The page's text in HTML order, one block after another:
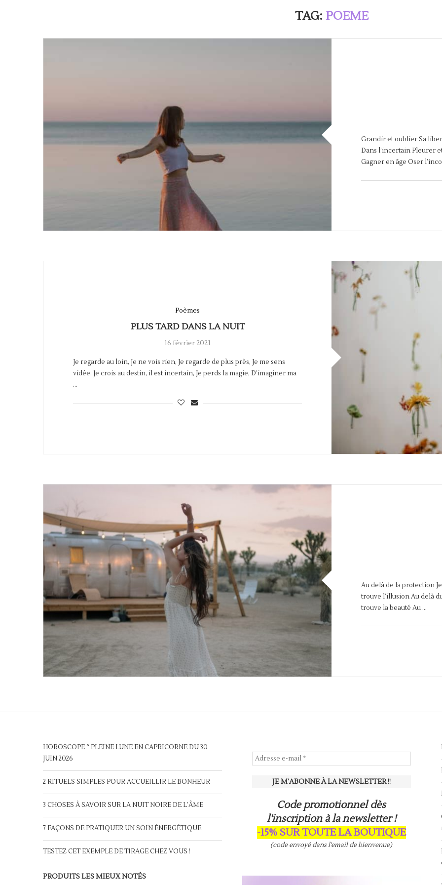
TAG: POEME
Grandir et oublier Sa
Dans l’incertain Pleurer
Gagner en âge Oser
Poèmes
PLUS TARD DANS LA NUIT
16 février 2021
Je regarde au loin, Je ne vois rien, Je regarde de plus près, Je me sens
vidée. Je crois au destin, il est incertain, Je perds la magie, D’imaginer ma
…
Au delà de la protection
trouve l’illusion Au delà
trouve la beauté Au …
HOROSCOPE ° PLEINE LUNE EN CAPRICORNE DU 30
JUIN 2026
2 RITUELS SIMPLES POUR ACCUEILLIR LE BONHEUR
3 CHOSES À SAVOIR SUR LA NUIT NOIRE DE L’ÂME
7 FAÇONS DE PRATIQUER UN SOIN ÉNERGÉTIQUE
TESTEZ CET EXEMPLE DE TIRAGE CHEZ VOUS !
PRODUITS LES MIEUX NOTÉS
Code promotionnel dès
l'inscription à la newsletter !
-15% SUR TOUTE LA BOUTIQUE
(code envoyé dans l'email de bienvenue)